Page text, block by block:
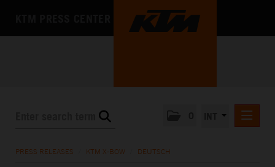
PRESS RELEASES KTM X-BOW DEUTSCH